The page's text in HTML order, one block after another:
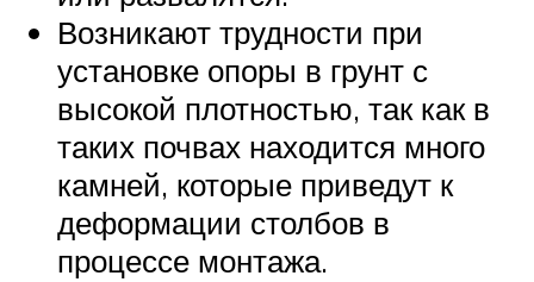
Возникают трудности при
установке опоры в грунт с
высокой плотностью, так как в
таких почвах находится много
камней, которые приведут к
деформации столбов в
процессе монтажа.